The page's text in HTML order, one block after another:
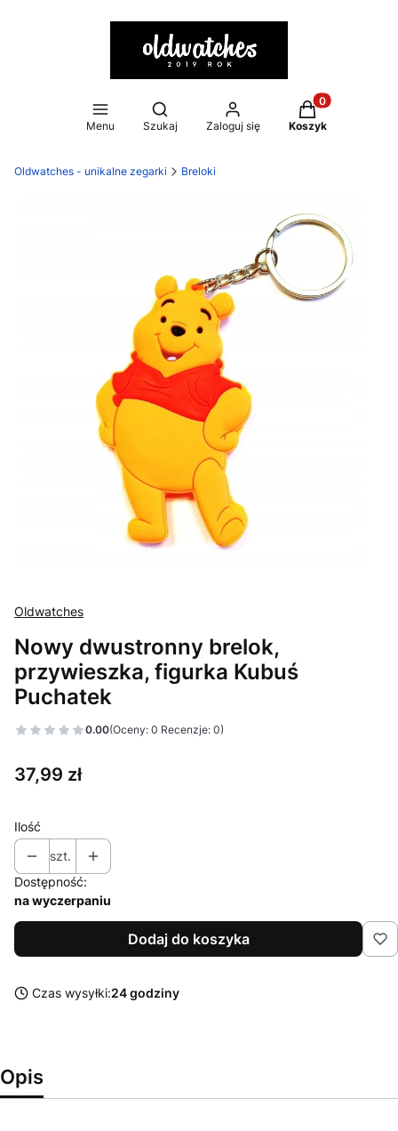
Menu
Otwórz wyszukiwarkę
Szukaj Zaloguj się
Produkty w
Koszyk
Oldwatches - unikalne zegarki Breloki
Oldwatches
Nowy dwustronny brelok,
przywieszka, figurka Kubuś
Puchatek
0.00(Oceny: 0 Recenzje: 0)
Cena
37,99 zł
Ilość
szt.
Dostępność:
na wyczerpaniu
Dodaj do koszyka
Czas wysyłki:24 godziny
Opis